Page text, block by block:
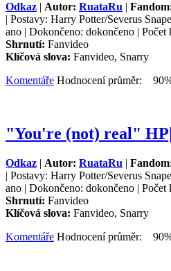
Odkaz | Autor: RuataRu |
| Postavy: Harry Potter/Severus
ano | Dokončeno: dokončeno | Počet
Shrnutí: Fanvideo
Klíčová slova: Fanvideo, Snarry
Komentáře Hodnocení průměr:
"You're (not) real"
Odkaz | Autor: RuataRu |
| Postavy: Harry Potter/Severus
ano | Dokončeno: dokončeno | Počet
Shrnutí: Fanvideo
Klíčová slova: Fanvideo, Snarry
Komentáře Hodnocení průměr: